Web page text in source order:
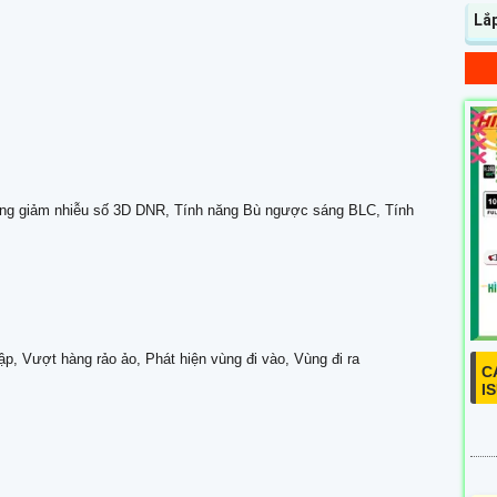
giảm nhiễu số 3D DNR, Tính năng Bù ngược sáng BLC, Tính
Vượt hàng rảo ảo, Phát hiện vùng đi vào, Vùng đi ra